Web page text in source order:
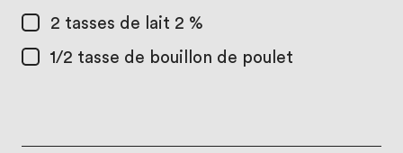
2 tasses de lait 2 %
1/2 tasse de bouillon de poulet